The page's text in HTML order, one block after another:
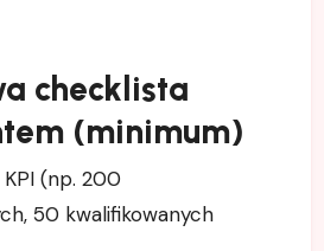
checklista
(minimum)
(np. 200
50 kwalifikowanych